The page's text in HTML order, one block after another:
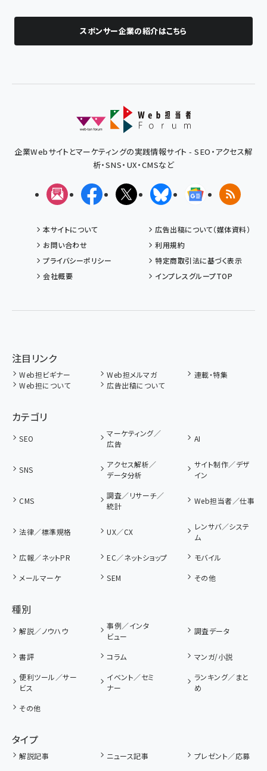
スポンサー企業の紹介はこちら
企業Webサイトとマーケティングの実践情報サイト - SEO・アクセス解
析・SNS・UX・CMSなど
メルマガFacebookX(エックス)BlueskyGoogleニュ
RSS
本サイトについて
広告出稿について（媒体資料）
お問い合わせ
利用規約
プライバシーポリシー
特定商取引法に基づく表示
会社概要
インプレスグループTOP
注目リンク
Web担ビギナー Web担メルマガ
連載・特集
Web担について
広告出稿について
カテゴリ
SEO
マーケティング／
広告
AI
SNS
アクセス解析／
データ分析
サイト制作／デザ
イン
CMS
調査／リサーチ／
統計
Web担当者／仕事
法律／標準規格 UX／CX
レンサバ／システ
ム
広報／ネットPR
EC／ネットショップ
モバイル
メールマーケ
SEM その他
種別
解説／ノウハウ
事例／インタ
ビュー
調査データ
書評 コラム
マンガ/小説
便利ツール／サー
ビス
イベント／セミ
ナー
ランキング／まと
め
その他
タイプ
解説記事 ニュース記事
プレゼント／応募